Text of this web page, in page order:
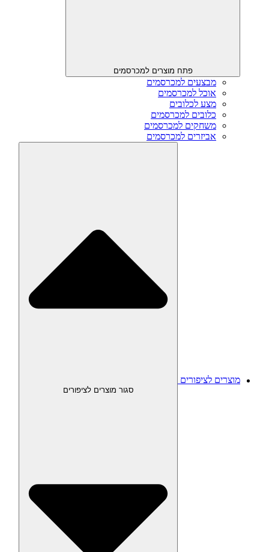
פתח מוצרים למכרסמים
מבצעים למכרסמים
אוכל למכרסמים
מצע לכלובים
כלובים למכרסמים
משחקים למכרסמים
אביזרים למכרסמים
מוצרים לציפורים
סגור מוצרים לציפורים